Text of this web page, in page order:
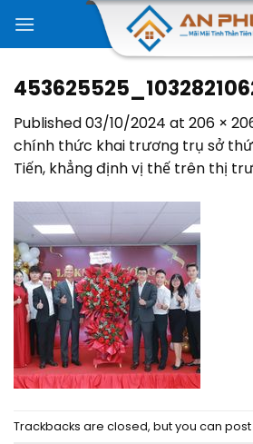
Published03/10/2024 at 206 ×
chính thức khai trương trụ sở thứ
Tiến, khẳng định vị thế trên thị
Trackbacks are closed, but you can